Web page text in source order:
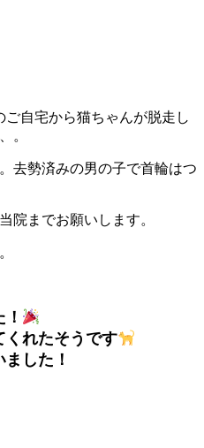
ご自宅から猫ちゃんが脱走し
。
去勢済みの男の子で首輪はつ
院までお願いします。
れたそうです
ました！